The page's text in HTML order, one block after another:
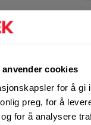
cookies
for å gi
preg, for å
for å analysere